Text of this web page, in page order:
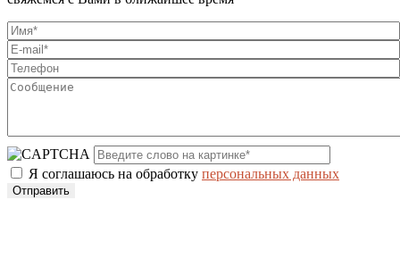
Я соглашаюсь на обработку персональных данных